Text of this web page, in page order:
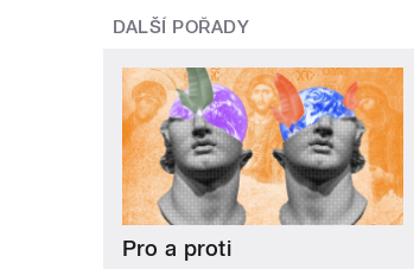
DALŠÍ POŘADY
Pro a proti